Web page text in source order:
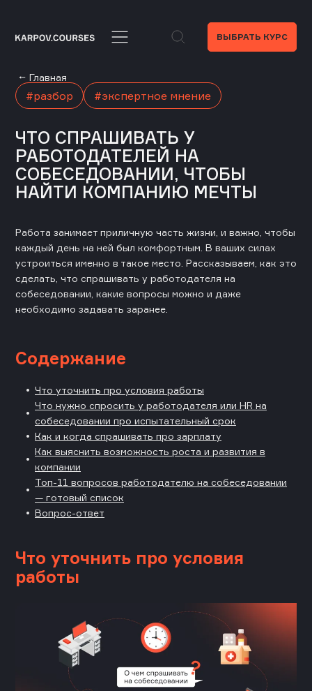
ВЫБРАТЬ КУРС
Главная
разбор экспертное мнение
ЧТО СПРАШИВАТЬ У
РАБОТОДАТЕЛЕЙ НА
СОБЕСЕДОВАНИИ, ЧТОБЫ
НАЙТИ КОМПАНИЮ МЕЧТЫ
Работа занимает приличную часть жизни, и важно, чтобы
каждый день на ней был комфортным. В ваших силах
устроиться именно в такое место. Рассказываем, как это
сделать, что спрашивать у работодателя на
собеседовании, какие вопросы можно и даже
необходимо задавать заранее.
Содержание
Что уточнить про условия работы
Что нужно спросить у работодателя или HR на
собеседовании про испытательный срок
Как и когда спрашивать про зарплату
Как выяснить возможность роста и развития в
компании
Топ-11 вопросов работодателю на собеседовании
— готовый список
Вопрос-ответ
Что уточнить про условия
работы